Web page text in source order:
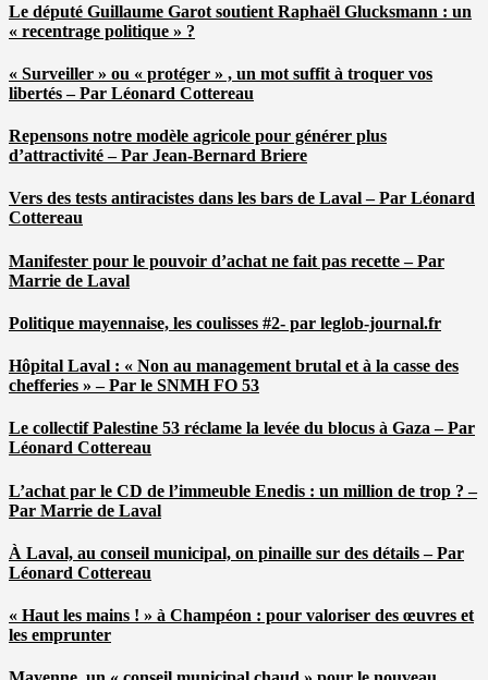
Le député Guillaume Garot soutient Raphaël Glucksmann : un
« recentrage politique » ?
« Surveiller » ou « protéger » , un mot suffit à troquer vos
libertés – Par Léonard Cottereau
Repensons notre modèle agricole pour générer plus
d’attractivité – Par Jean-Bernard Briere
Vers des tests antiracistes dans les bars de Laval – Par Léonard
Cottereau
Manifester pour le pouvoir d’achat ne fait pas recette – Par
Marrie de Laval
Politique mayennaise, les coulisses #2- par leglob-journal.fr
Hôpital Laval : « Non au management brutal et à la casse des
chefferies » – Par le SNMH FO 53
Le collectif Palestine 53 réclame la levée du blocus à Gaza – Par
Léonard Cottereau
L’achat par le CD de l’immeuble Enedis : un million de trop ? –
Par Marrie de Laval
À Laval, au conseil municipal, on pinaille sur des détails – Par
Léonard Cottereau
« Haut les mains ! » à Champéon : pour valoriser des œuvres et
les emprunter